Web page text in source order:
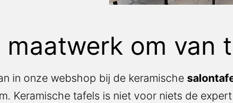
om van te
in onze webshop bij de keramischesalontafels
tafels is niet voor niets de expert op